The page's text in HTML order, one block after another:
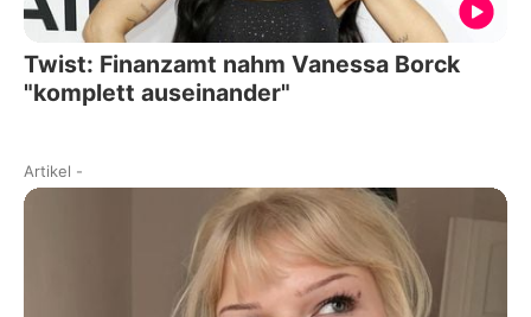
Twist: Finanzamt nahm Vanessa Borck
"komplett auseinander"
Artikel -